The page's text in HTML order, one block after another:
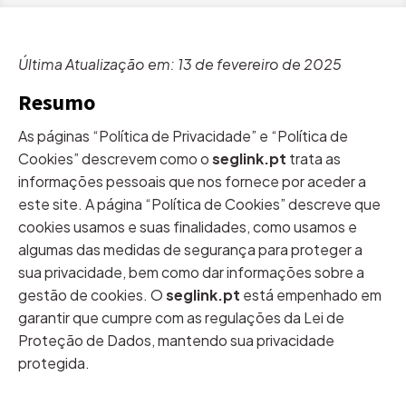
Última Atualização em: 13 de fevereiro de 2025
Resumo
As páginas “Política de Privacidade” e “Política de
Cookies” descrevem como oseglink.pt trata as
informações pessoais que nos fornece por aceder a
este site. A página “Política de Cookies” descreve que
cookies usamos e suas finalidades, como usamos e
algumas das medidas de segurança para proteger a
sua privacidade, bem como dar informações sobre a
gestão de cookies. Oseglink.pt está empenhado em
garantir que cumpre com as regulações da Lei de
Proteção de Dados, mantendo sua privacidade
protegida.